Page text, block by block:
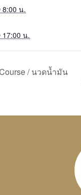
8:00 น.
น.
/ นวดน้ำมัน